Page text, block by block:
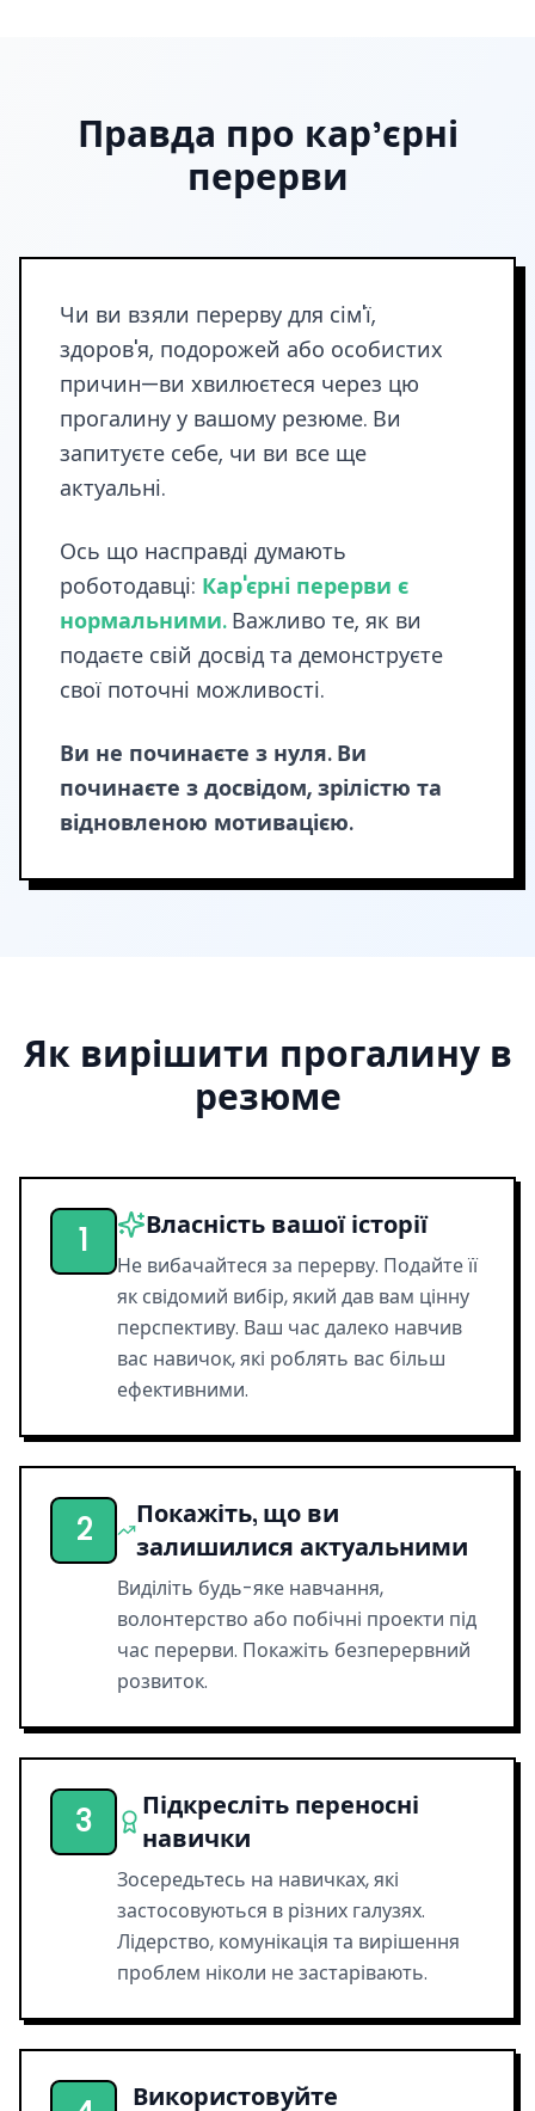
Правда про кар'єрні
перерви
Чи ви взяли перерву для сім'ї,
здоров'я, подорожей або особистих
причин—ви хвилюєтеся через цю
прогалину у вашому резюме. Ви
запитуєте себе, чи ви все ще
актуальні.
Ось що насправді думають
роботодавці: Кар'єрні перерви є
нормальними. Важливо те, як ви
подаєте свій досвід та демонструєте
свої поточні можливості.
Ви не починаєте з нуля. Ви
починаєте з досвідом, зрілістю та
відновленою мотивацією.
Як вирішити прогалину в
резюме
1 Власність вашої історії
Не вибачайтеся за перерву. Подайте її
як свідомий вибір, який дав вам цінну
перспективу. Ваш час далеко навчив
вас навичок, які роблять вас більш
ефективними.
2
Покажіть, що ви
залишилися актуальними
Виділіть будь-яке навчання,
волонтерство або побічні проекти під
час перерви. Покажіть безперервний
розвиток.
3
Підкресліть переносні
навички
Зосередьтесь на навичках, які
застосовуються в різних галузях.
Лідерство, комунікація та вирішення
проблем ніколи не застарівають.
Використовуйте